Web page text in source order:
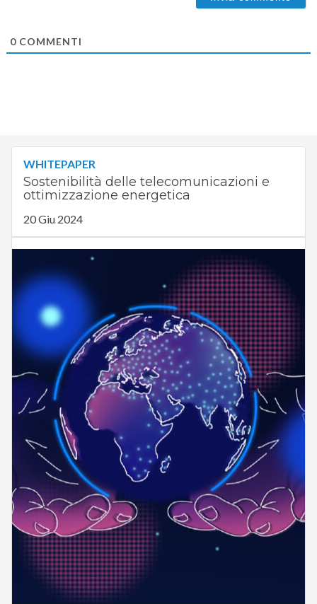
0COMMENTI
WHITEPAPER
Sostenibilità delle telecomunicazioni e
ottimizzazione energetica
20 Giu 2024